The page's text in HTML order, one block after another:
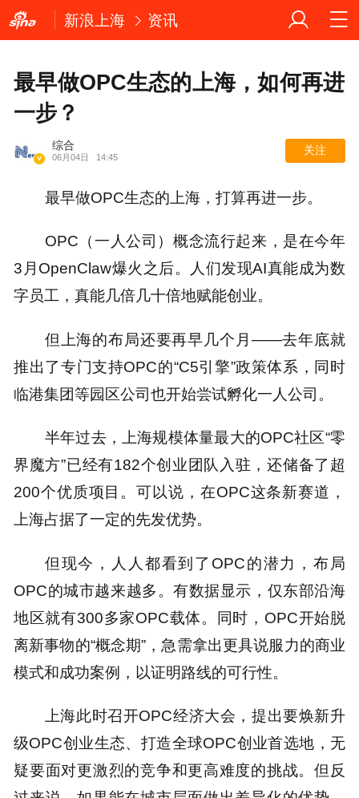
新浪上海 资讯
最早做OPC生态的上海，如何再进
一步？
综合
06月04日 14:45
关注
最早做OPC生态的上海，打算再进一步。
OPC（一人公司）概念流行起来，是在今年
3月OpenClaw爆火之后。人们发现AI真能成为数
字员工，真能几倍几十倍地赋能创业。
但上海的布局还要再早几个月——去年底就
推出了专门支持OPC的“C5引擎”政策体系，同时
临港集团等园区公司也开始尝试孵化一人公司。
半年过去，上海规模体量最大的OPC社区“零
界魔方”已经有182个创业团队入驻，还储备了超
200个优质项目。可以说，在OPC这条新赛道，
上海占据了一定的先发优势。
但现今，人人都看到了OPC的潜力，布局
OPC的城市越来越多。有数据显示，仅东部沿海
地区就有300多家OPC载体。同时，OPC开始脱
离新事物的“概念期”，急需拿出更具说服力的商业
模式和成功案例，以证明路线的可行性。
上海此时召开OPC经济大会，提出要焕新升
级OPC创业生态、打造全球OPC创业首选地，无
疑要面对更激烈的竞争和更高难度的挑战。但反